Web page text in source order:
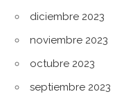
diciembre 2023
noviembre 2023
octubre 2023
septiembre 2023